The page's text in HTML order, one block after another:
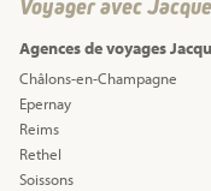
Voyager avec
Agences de voyages
Châlons-en-Champagne
Epernay
Reims
Rethel
Soissons